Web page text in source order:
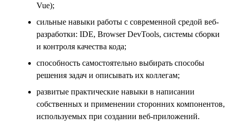
Vue);
сильные навыки работы с современной средой веб-
разработки: IDE, Browser DevTools, системы сборки
и контроля качества кода;
способность самостоятельно выбирать способы
решения задач и описывать их коллегам;
развитые практические навыки в написании
собственных и применении сторонних компонентов,
используемых при создании веб-приложений.